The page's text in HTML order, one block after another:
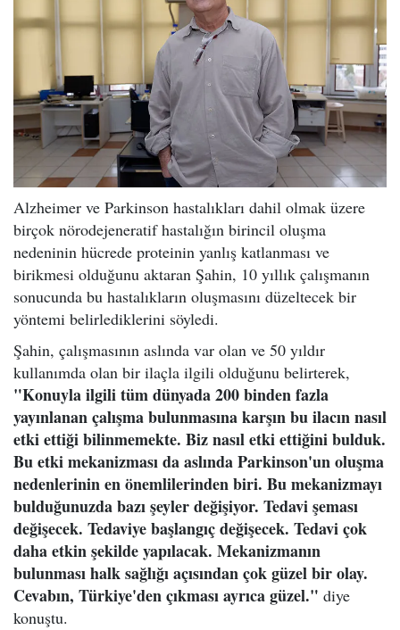
Alzheimer ve Parkinson hastalıkları dahil olmak üzere
birçok nörodejeneratif hastalığın birincil oluşma
nedeninin hücrede proteinin yanlış katlanması ve
birikmesi olduğunu aktaran Şahin, 10 yıllık çalışmanın
sonucunda bu hastalıkların oluşmasını düzeltecek bir
yöntemi belirlediklerini söyledi.
Şahin, çalışmasının aslında var olan ve 50 yıldır
kullanımda olan bir ilaçla ilgili olduğunu belirterek,
"Konuyla ilgili tüm dünyada 200 binden fazla
yayınlanan çalışma bulunmasına karşın bu ilacın nasıl
etki ettiği bilinmemekte. Biz nasıl etki ettiğini bulduk.
Bu etki mekanizması da aslında Parkinson'un oluşma
nedenlerinin en önemlilerinden biri. Bu mekanizmayı
bulduğunuzda bazı şeyler değişiyor. Tedavi şeması
değişecek. Tedaviye başlangıç değişecek. Tedavi çok
daha etkin şekilde yapılacak. Mekanizmanın
bulunması halk sağlığı açısından çok güzel bir olay.
Cevabın, Türkiye'den çıkması ayrıca güzel." diye
konuştu.